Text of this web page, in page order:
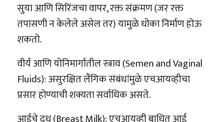
सुया आणि सिरिंजचा वापर, रक्त संक्रमण (जर रक्त
तपासणी न केलेले असेल तर) यामुळे धोका निर्माण होऊ
शकतो.
वीर्य आणि योनिमार्गातील स्त्राव (Semen and Vaginal
Fluids): असुरक्षित लैंगिक संबंधांमुळे एचआयव्हीचा
प्रसार होण्याची शक्यता सर्वाधिक असते.